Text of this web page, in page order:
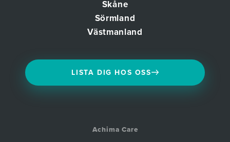
Skåne
Sörmland
Västmanland
LISTA DIG HOS OSS
Achima Care